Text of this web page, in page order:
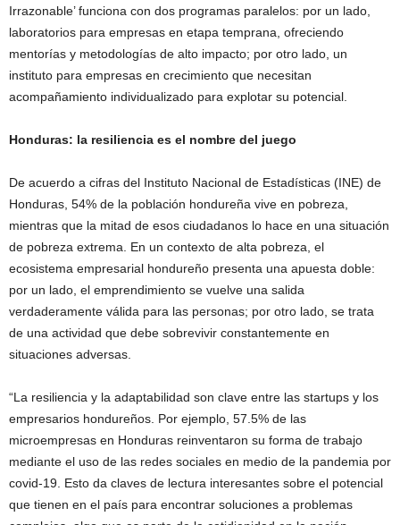
Irrazonable’ funciona con dos programas paralelos: por un lado,
laboratorios para empresas en etapa temprana, ofreciendo
mentorías y metodologías de alto impacto; por otro lado, un
instituto para empresas en crecimiento que necesitan
acompañamiento individualizado para explotar su potencial.
Honduras: la resiliencia es el nombre del juego
De acuerdo a cifras del Instituto Nacional de Estadísticas (INE) de
Honduras, 54% de la población hondureña vive en pobreza,
mientras que la mitad de esos ciudadanos lo hace en una situación
de pobreza extrema. En un contexto de alta pobreza, el
ecosistema empresarial hondureño presenta una apuesta doble:
por un lado, el emprendimiento se vuelve una salida
verdaderamente válida para las personas; por otro lado, se trata
de una actividad que debe sobrevivir constantemente en
situaciones adversas.
“La resiliencia y la adaptabilidad son clave entre las startups y los
empresarios hondureños. Por ejemplo, 57.5% de las
microempresas en Honduras reinventaron su forma de trabajo
mediante el uso de las redes sociales en medio de la pandemia por
covid-19. Esto da claves de lectura interesantes sobre el potencial
que tienen en el país para encontrar soluciones a problemas